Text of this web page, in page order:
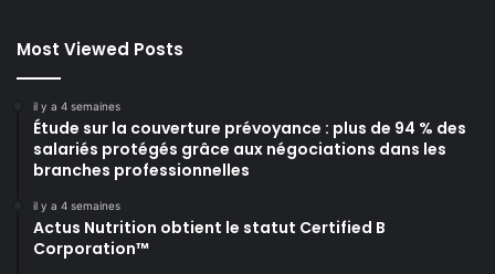
Most Viewed Posts
il y a 4 semaines
Étude sur la couverture prévoyance : plus de 94 % des
salariés protégés grâce aux négociations dans les
branches professionnelles
il y a 4 semaines
Actus Nutrition obtient le statut Certified B
Corporation™